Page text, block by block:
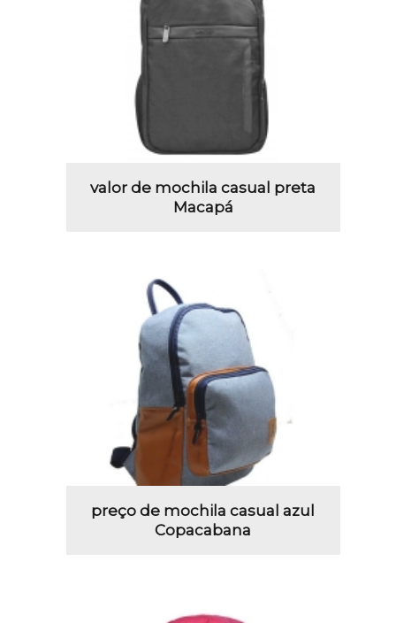
valor de mochila casual preta
Macapá
preço de mochila casual azul
Copacabana